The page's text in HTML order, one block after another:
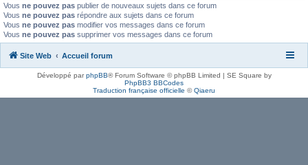
Vous ne pouvez pas publier de nouveaux sujets dans ce forum
Vous ne pouvez pas répondre aux sujets dans ce forum
Vous ne pouvez pas modifier vos messages dans ce forum
Vous ne pouvez pas supprimer vos messages dans ce forum
Site Web Accueil forum
Développé parphpBB® Forum Software © phpBB Limited | SE Square by
PhpBB3 BBCodes
Traduction française officielle ©Qiaeru